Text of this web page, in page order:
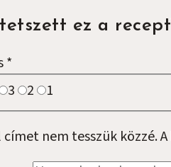
ez a
*
3 2 1
címet nem tesszük közzé.